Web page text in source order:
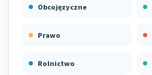
Obcojęzyczne
Prawo
Rolnictwo